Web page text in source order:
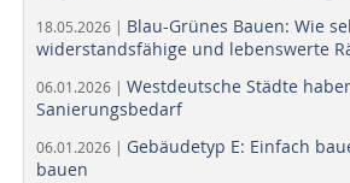
18.05.2026 | Blau-Grünes Bauen: Wie
widerstandsfähige und lebenswerte
06.01.2026 | Westdeutsche Städte
Sanierungsbedarf
06.01.2026 | Gebäudetyp E: Einfach
bauen